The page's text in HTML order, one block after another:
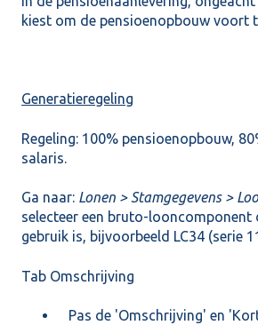
kiest om de pensioenopbouw voort
Generatieregeling
Regeling: 100% pensioenopbouw,
salaris.
Ga naar: Lonen > Stamgegevens >
selecteer een bruto-looncomponent
gebruik is, bijvoorbeeld LC34 (serie
Tab Omschrijving
Pas de 'Omschrijving' en